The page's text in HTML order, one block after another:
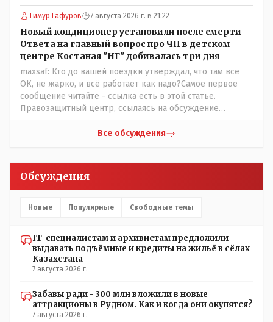
Хоть и переименованные)
Тимур Гафуров 7 августа 2026 г. в 21:22
Новый кондиционер установили после смерти -
Ответа на главный вопрос про ЧП в детском
центре Костаная "НГ" добивалась три дня
maxsaf: Кто до вашей поездки утверждал, что там все
ОК, не жарко, и всё работает как надо?Самое первое
сообщение читайте - ссылка есть в этой статье.
Правозащитный центр, ссылаясь на обсуждение
прислали ему в виде аудиосообщений, пишет, что
настоящему времени их установили только в
помещениях, предназначенных для административно-
установлены кондиционеры, питьевой и температурный
противоречие. Вы считаете иначе?
Все обсуждения
Обсуждения
Новые Популярные Свободные темы
IT-специалистам и архивистам предложили
выдавать подъёмные и кредиты на жильё в сёлах
Казахстана
7 августа 2026 г.
Забавы ради - 300 млн вложили в новые
аттракционы в Рудном. Как и когда они окупятся?
7 августа 2026 г.